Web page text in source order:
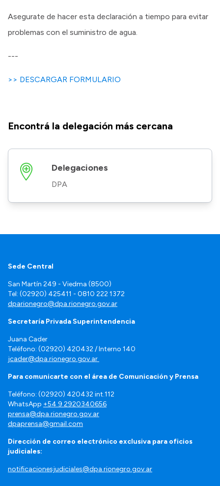
Asegurate de hacer esta declaración a tiempo para evitar
problemas con el suministro de agua.
---
>> DESCARGAR FORMULARIO
Encontrá la delegación más cercana
Delegaciones
DPA
Sede Central
San Martín 249 - Viedma (8500)
Tel: (02920) 425411 - 0810 222 1372
dparionegro@dpa.rionegro.gov.ar
Secretaría Privada Superintendencia
Juana Cader
Teléfono: (02920) 420432 / Interno 140
jcader@dpa.rionegro.gov.ar
Para comunicarte con el área de Comunicación y Prensa
Teléfono: (02920) 420432 int.112
WhatsApp +54 9 2920340656
prensa@dpa.rionegro.gov.ar
dpaprensa@gmail.com
Dirección de correo electrónico exclusiva para oficios
judiciales:
notificacionesjudiciales@dpa.rionegro.gov.ar